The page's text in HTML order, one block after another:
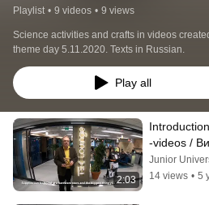
Playlist • 9 videos • 9 views
Science activities and crafts in videos
theme day 5.11.2020. Texts in Russian.
Play all
2:03
-videos /
могучей
Junior
14 views • 5